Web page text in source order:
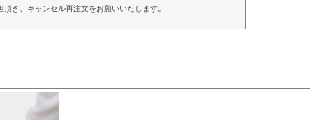
き、キャンセル再注文をお願いいたします。